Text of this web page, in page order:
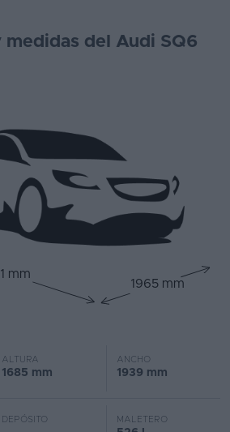
medidas del Audi SQ6
mm
1965 mm
ALTURA
1685 mm
ANCHO
1939 mm
DEPÓSITO MALETERO